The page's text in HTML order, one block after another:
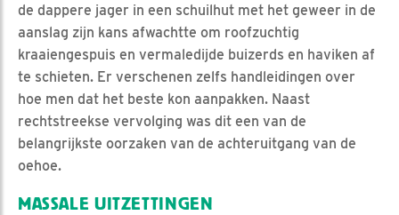
de dappere jager in een schuilhut met het geweer in de
aanslag zijn kans afwachtte om roofzuchtig
kraaiengespuis en vermaledijde buizerds en haviken af
te schieten. Er verschenen zelfs handleidingen over
hoe men dat het beste kon aanpakken. Naast
rechtstreekse vervolging was dit een van de
belangrijkste oorzaken van de achteruitgang van de
oehoe.
MASSALE UITZETTINGEN